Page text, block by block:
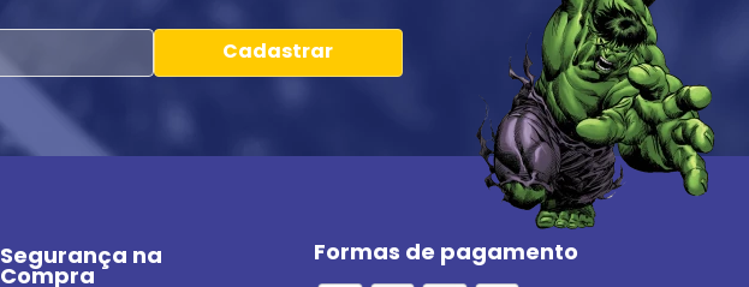
Cadastrar
Segurança na
Compra
Formas de pagamento